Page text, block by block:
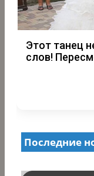
Этот танец
слов!